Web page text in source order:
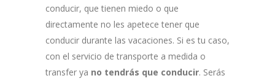
conducir, que tienen miedo o que
directamente no les apetece tener que
conducir durante las vacaciones. Si es tu caso,
con el servicio de transporte a medida o
transfer ya no tendrás que conducir. Serás